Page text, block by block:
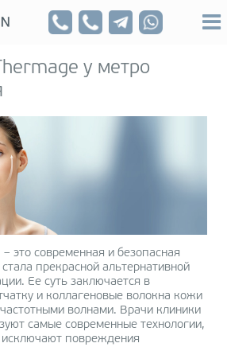
у метро
это современная и безопасная
прекрасной альтернативной
Ее суть заключается в
и коллагеновые волокна кожи
волнами. Врачи клиники
самые современные технологии,
повреждения